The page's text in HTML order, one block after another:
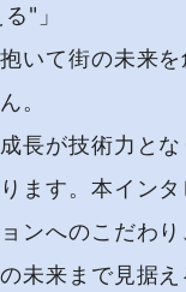
"」
いて街の未来
。
長が技術力と
ます。本イン
ンへのこだわ
未来まで見据